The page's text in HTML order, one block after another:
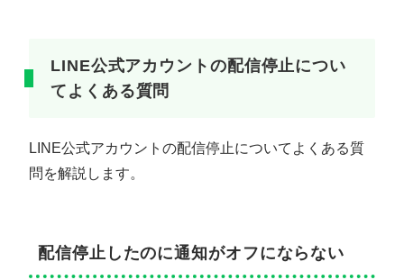
LINE公式アカウントの配信停止につい
てよくある質問
LINE公式アカウントの配信停止についてよくある質
問を解説します。
配信停止したのに通知がオフにならない